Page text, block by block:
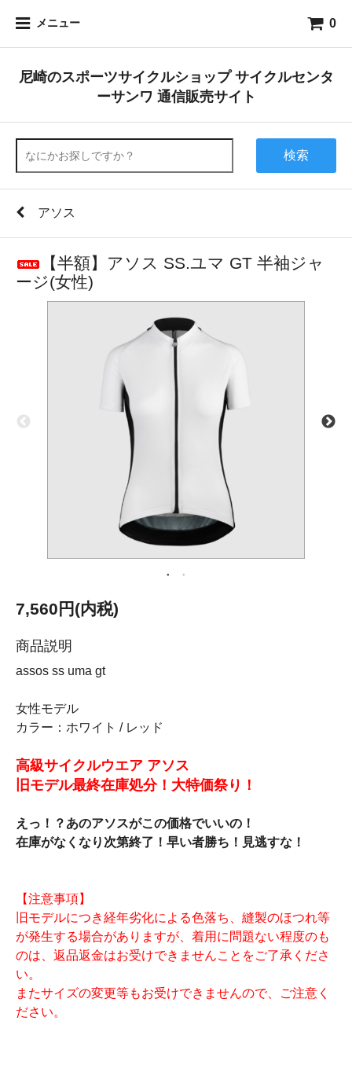
メニュー 0
尼崎のスポーツサイクルショップ サイクルセンタ
ーサンワ 通信販売サイト
検索
アソス
【半額】アソス SS.ユマ GT 半袖ジャ
ージ(女性)
7,560円(内税)
商品説明
assos ss uma gt
女性モデル
カラー：ホワイト / レッド
高級サイクルウエア アソス
旧モデル最終在庫処分！大特価祭り！
えっ！？あのアソスがこの価格でいいの！
在庫がなくなり次第終了！早い者勝ち！見逃すな！
【注意事項】
旧モデルにつき経年劣化による色落ち、縫製のほつれ等
が発生する場合がありますが、着用に問題ない程度のも
のは、返品返金はお受けできませんことをご了承くださ
い。
またサイズの変更等もお受けできませんので、ご注意く
ださい。